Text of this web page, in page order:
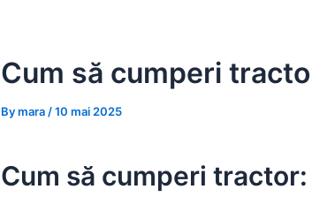
Cum să cumperi
Bymara /10 mai 2025
Cum să cumperi